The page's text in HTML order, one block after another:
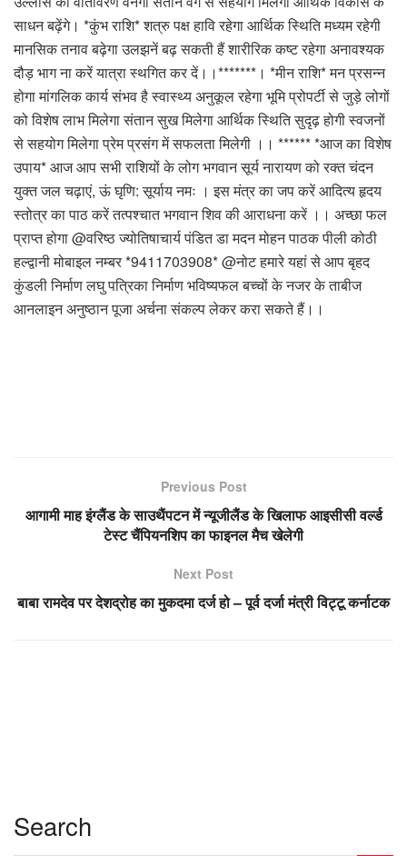
साधन बढ़ेंगे। *कुंभ राशि* शत्रु पक्ष हावि रहेगा आर्थिक स्थिति मध्यम रहेगी
मानसिक तनाव बढ़ेगा उलझनें बढ़ सकती हैं शारीरिक कष्ट रहेगा अनावश्यक
दौड़ भाग ना करें यात्रा स्थगित कर दें।।*******। *मीन राशि* मन प्रसन्न
होगा मांगलिक कार्य संभव है स्वास्थ्य अनुकूल रहेगा भूमि प्रोपर्टी से जुड़े लोगों
को विशेष लाभ मिलेगा संतान सुख मिलेगा आर्थिक स्थिति सुदृढ़ होगी स्वजनों
से सहयोग मिलेगा प्रेम प्रसंग में सफलता मिलेगी ।। ****** *आज का विशेष
उपाय* आज आप सभी राशियों के लोग भगवान सूर्य नारायण को रक्त चंदन
युक्त जल चढ़ाएं, ऊं घृणि: सूर्याय नमः । इस मंत्र का जप करें आदित्य हृदय
स्तोत्र का पाठ करें तत्पश्चात भगवान शिव की आराधना करें ।। अच्छा फल
प्राप्त होगा @वरिष्ठ ज्योतिषाचार्य पंडित डा मदन मोहन पाठक पीली कोठी
हल्द्वानी मोबाइल नम्बर *9411703908* @नोट हमारे यहां से आप बृहद
कुंडली निर्माण लघु पत्रिका निर्माण भविष्यफल बच्चों के नजर के ताबीज
आनलाइन अनुष्ठान पूजा अर्चना संकल्प लेकर करा सकते हैं।।
Previous Post
आगामी माह इंग्लैंड के साउथैंपटन में न्यूजीलैंड के खिलाफ आइसीसी वर्ल्ड
टेस्ट चैंपियनशिप का फाइनल मैच खेलेगी
Next Post
बाबा रामदेव पर देशद्रोह का मुकदमा दर्ज हो – पूर्व दर्जा मंत्री विट्टू कर्नाटक
Search